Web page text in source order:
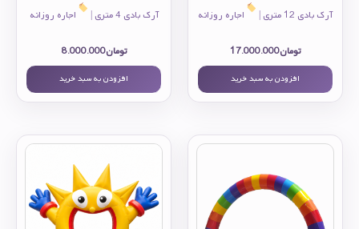
آرک بادی 12 متری | اجاره روزانه
تومان17.000.000
افزودن به سبد خرید
آرک بادی 4 متری | اجاره روزانه
تومان8.000.000
افزودن به سبد خرید